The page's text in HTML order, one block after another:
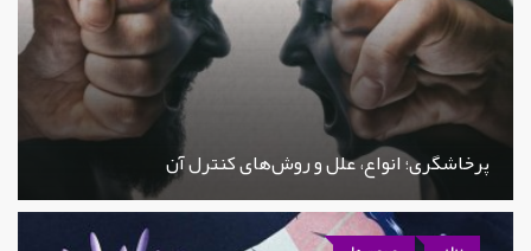
پرخاشگری؛ انواع، علل و روش‌های کنترل آن